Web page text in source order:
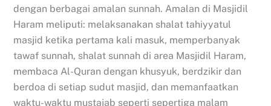
dengan berbagai amalan sunnah. Amalan di Masjidil
Haram meliputi: melaksanakan shalat tahiyyatul
masjid ketika pertama kali masuk, memperbanyak
tawaf sunnah, shalat sunnah di area Masjidil Haram,
membaca Al-Quran dengan khusyuk, berdzikir dan
berdoa di setiap sudut masjid, dan memanfaatkan
waktu-waktu mustajab seperti sepertiga malam